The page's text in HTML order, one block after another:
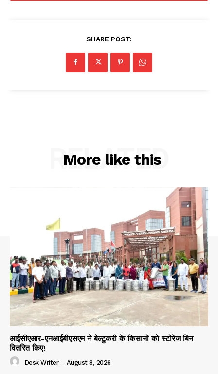
SHARE POST:
More like this
RELATED
आईसीएआर-एनआईबीएसएम ने बेल्टुकरी के किसानों को स्टोरेज बिन
वितरित किए!
Desk Writer - August 8, 2026